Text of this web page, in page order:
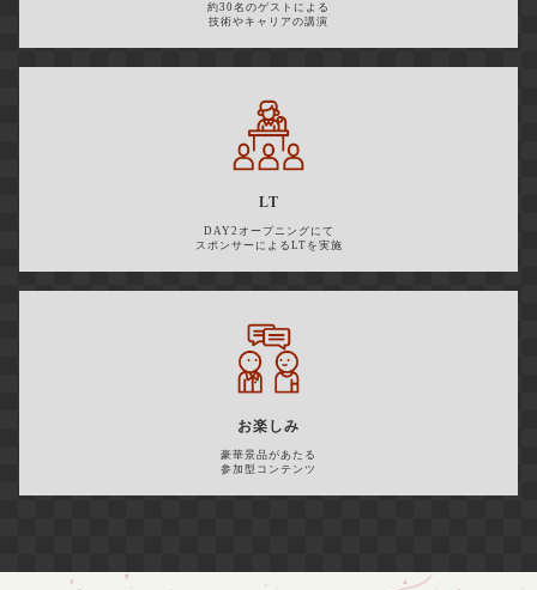
約30名のゲストによる
技術やキャリアの講演
LT
DAY2オープニングにて
スポンサーによるLTを実施
お楽しみ
豪華景品があたる
参加型コンテンツ